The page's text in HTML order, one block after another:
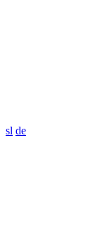
sl de